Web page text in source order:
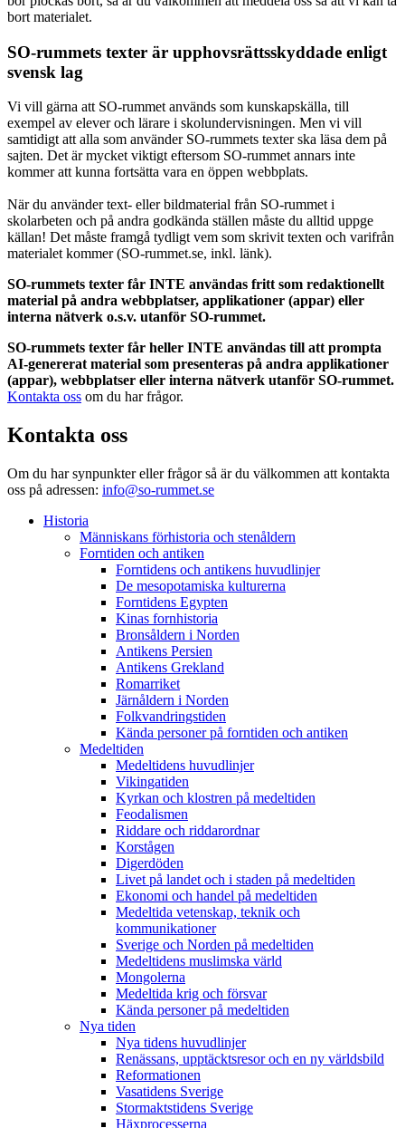
bort materialet.
SO-rummets texter är upphovsrättsskyddade enligt
svensk lag
Vi vill gärna att SO-rummet används som kunskapskälla, till
exempel av elever och lärare i skolundervisningen. Men vi vill
samtidigt att alla som använder SO-rummets texter ska läsa dem på
sajten. Det är mycket viktigt eftersom SO-rummet annars inte
kommer att kunna fortsätta vara en öppen webbplats.
När du använder text- eller bildmaterial från SO-rummet i
skolarbeten och på andra godkända ställen måste du alltid uppge
källan! Det måste framgå tydligt vem som skrivit texten och varifrån
materialet kommer (SO-rummet.se, inkl. länk).
SO-rummets texter får INTE användas fritt som redaktionellt
material på andra webbplatser, applikationer (appar) eller
interna nätverk o.s.v. utanför SO-rummet.
SO-rummets texter får heller INTE användas till att prompta
AI-genererat material som presenteras på andra applikationer
(appar), webbplatser eller interna nätverk utanför SO-rummet.
Kontakta oss om du har frågor.
Kontakta oss
Om du har synpunkter eller frågor så är du välkommen att kontakta
oss på adressen: info@so-rummet.se
Historia
Människans förhistoria och stenåldern
Forntiden och antiken
Forntidens och antikens huvudlinjer
De mesopotamiska kulturerna
Forntidens Egypten
Kinas fornhistoria
Bronsåldern i Norden
Antikens Persien
Antikens Grekland
Romarriket
Järnåldern i Norden
Folkvandringstiden
Kända personer på forntiden och antiken
Medeltiden
Medeltidens huvudlinjer
Vikingatiden
Kyrkan och klostren på medeltiden
Feodalismen
Riddare och riddarordnar
Korstågen
Digerdöden
Livet på landet och i staden på medeltiden
Ekonomi och handel på medeltiden
Medeltida vetenskap, teknik och
kommunikationer
Sverige och Norden på medeltiden
Medeltidens muslimska värld
Mongolerna
Medeltida krig och försvar
Kända personer på medeltiden
Nya tiden
Nya tidens huvudlinjer
Renässans, upptäcktsresor och en ny världsbild
Reformationen
Vasatidens Sverige
Stormaktstidens Sverige
Häxprocesserna